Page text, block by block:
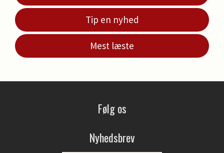
Tip en nyhed
Mest læste
Følg os
Nyhedsbrev